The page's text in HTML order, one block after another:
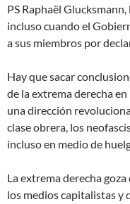
PS Raphaël
incluso cuando el
a sus miembros por
Hay que sacar
de la extrema derecha
una dirección
clase obrera, los
incluso en medio de
La extrema derecha
los medios capitalistas y